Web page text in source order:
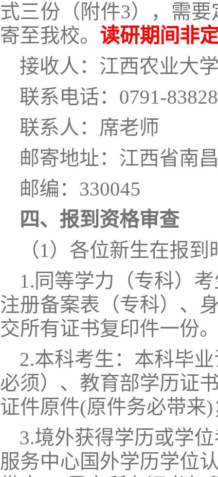
式三份（附件3），需要
寄至我校。 读研期间非
接收人：江西农业大
联系电话： 0791-
联系人：席老师
邮寄地址：江西省南
邮编： 330045
四、报到资格审查
（1）各位新生在报到
1.同等学力（专科）
注册备案表（专科）、
交所有证书复印件一份
2.本科考生：本科毕
必须）、教育部学历证
证件原件(原件务必带来)
3.境外获得学历或学
服务中心国外学历学位